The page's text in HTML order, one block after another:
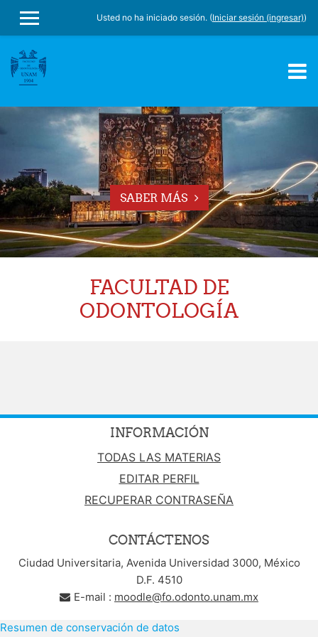
PÁNEL LATERAL
Usted no ha iniciado sesión. (Iniciar sesión (ingresar))
SABER MÁS
FACULTAD DE
ODONTOLOGÍA
INFORMACIÓN
TODAS LAS MATERIAS
EDITAR PERFIL
RECUPERAR CONTRASEÑA
CONTÁCTENOS
Ciudad Universitaria, Avenida Universidad 3000, México
D.F. 4510
E-mail : moodle@fo.odonto.unam.mx
Resumen de conservación de datos